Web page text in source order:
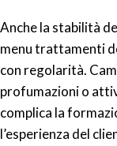
Anche la stabilità
menu trattamenti
con regolarità.
profumazioni o
complica la
l’esperienza del